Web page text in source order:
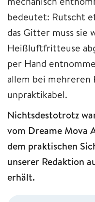
bedeutet: Rutscht
das Gitter muss sie
Heißluftfritteuse
per Hand
allem bei
unpraktikabel.
Nichtsdestotrotz
vom Dreame Mova
dem praktischen
unserer Redaktion
erhält.